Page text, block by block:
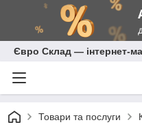
Євро Склад — інтернет-
Товари та послуги